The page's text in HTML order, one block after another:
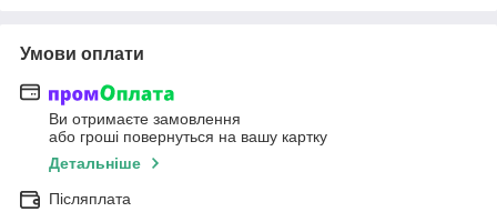
Умови оплати
Ви отримаєте замовлення
або гроші повернуться на вашу картку
Детальніше
Післяплата